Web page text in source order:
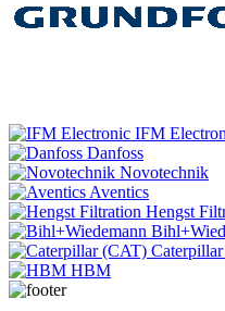
IFM
Danfoss
Novotechnik
Aventics
Hengst
HBM